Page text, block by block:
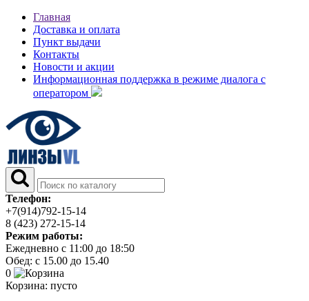
Главная
Доставка и оплата
Пункт выдачи
Контакты
Новости и акции
Информационная поддержка в режиме диалога с
оператором
Телефон:
+7(914)792-15-14
8 (423) 272-15-14
Режим работы:
Ежедневно с 11:00 до 18:50
Обед: с 15.00 до 15.40
0
Корзина: пусто